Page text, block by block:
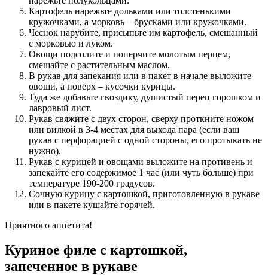
Картофель нарежьте дольками или толстенькими
кружочками, а морковь – брусками или кружочками.
Чеснок нарубите, присыпьте им картофель, смешанный
с морковью и луком.
Овощи подсолите и поперчите молотым перцем,
смешайте с растительным маслом.
В рукав для запекания или в пакет в начале выложите
овощи, а поверх – кусочки курицы.
Туда же добавьте гвоздику, душистый перец горошком и
лавровый лист.
Рукав свяжите с двух сторон, сверху проткните ножом
или вилкой в 3-4 местах для выхода пара (если ваш
рукав с перфорацией с одной стороны, его протыкать не
нужно).
Рукав с курицей и овощами выложите на противень и
запекайте его содержимое 1 час (или чуть больше) при
температуре 190-200 градусов.
Сочную курицу с картошкой, приготовленную в рукаве
или в пакете кушайте горячей.
Приятного аппетита!
Куриное филе с картошкой,
запеченное в рукаве